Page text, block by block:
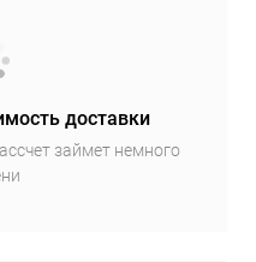
доставки
займет немного